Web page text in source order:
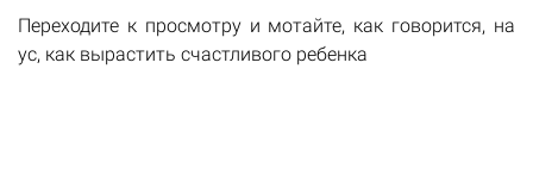
Переходите к просмотру и мотайте, как говорится, на
ус, как вырастить счастливого ребенка